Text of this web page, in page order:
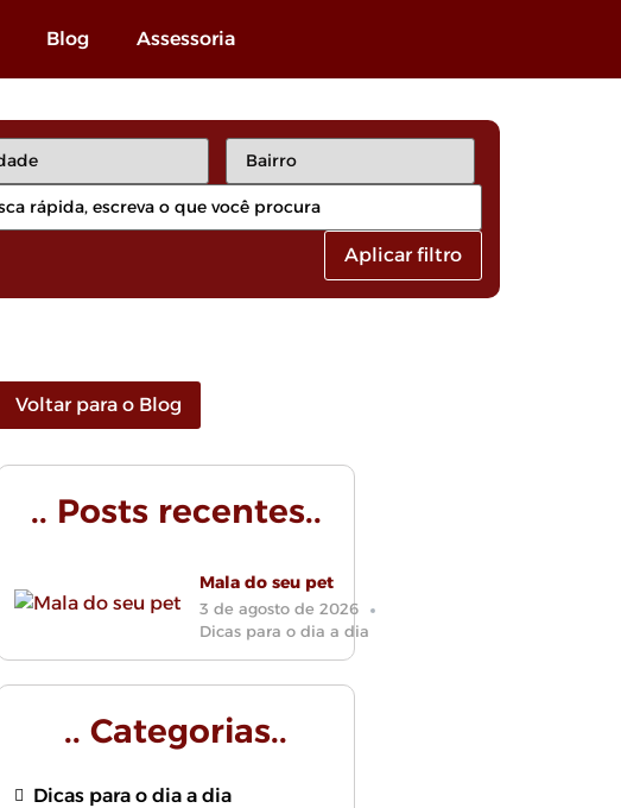
Blog Assessoria
Aplicar filtro
Voltar para o Blog
.. Posts recentes..
Mala do seu pet
3 de agosto de 2026
Dicas para o dia a dia
.. Categorias..
Dicas para o dia a dia